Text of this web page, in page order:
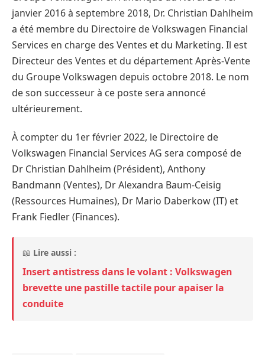
janvier 2016 à septembre 2018, Dr. Christian Dahlheim
a été membre du Directoire de Volkswagen Financial
Services en charge des Ventes et du Marketing. Il est
Directeur des Ventes et du département Après-Vente
du Groupe Volkswagen depuis octobre 2018. Le nom
de son successeur à ce poste sera annoncé
ultérieurement.
À compter du 1er février 2022, le Directoire de
Volkswagen Financial Services AG sera composé de
Dr Christian Dahlheim (Président), Anthony
Bandmann (Ventes), Dr Alexandra Baum-Ceisig
(Ressources Humaines), Dr Mario Daberkow (IT) et
Frank Fiedler (Finances).
📖 Lire aussi :
Insert antistress dans le volant : Volkswagen
brevette une pastille tactile pour apaiser la
conduite